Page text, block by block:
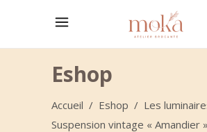
Eshop
Accueil / Eshop / Les
Suspension vintage « Amandier